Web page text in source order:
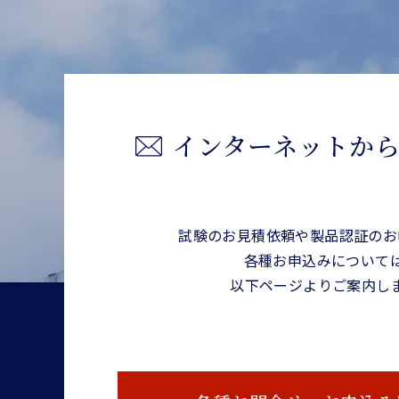
インターネット か
試験のお見積依頼や製品認証の
各種お申込みについて
以下ページよりご案内し